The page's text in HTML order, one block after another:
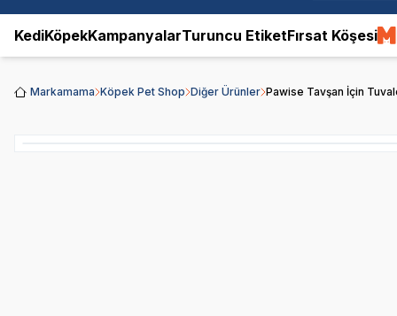
KediKöpekKampanyalarTuruncu EtiketFırsat Köşesi
Markamama Köpek Pet Shop Diğer Ürünler Pawise Tavşan İçin